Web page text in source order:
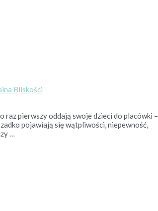
Bliskości
raz pierwszy oddają swoje dzieci do placówki –
pojawiają się wątpliwości, niepewność,
…